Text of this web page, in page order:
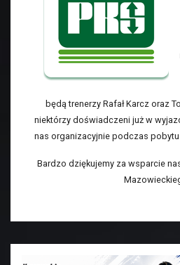
będą trenerzy Rafał Karcz oraz
niektórzy doświadczeni już w
nas organizacyjnie podczas
Bardzo dziękujemy za wsparcie